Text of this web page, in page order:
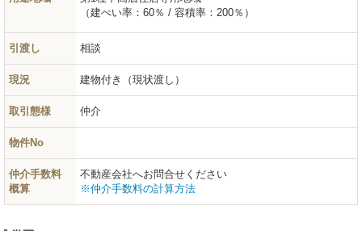
（建ぺい率：60％ / 容積率：200％）
引渡し 相談
現況 建物付き（現状渡し）
取引態様 仲介
物件No
仲介手数料
概算
不動産会社へお問合せください
※仲介手数料の計算方法